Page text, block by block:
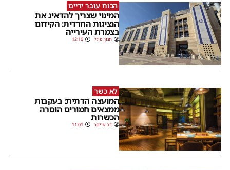
הכוח עובר ידיים
המינוי שצריך להדאיג את
הנציגות החרדית: הקידום
בצמרת העירייה
חנוך פוגל 12:10
לא כשר
המועצה הדתית: בעקבות
ממצאים חמורים הוסרה
הכשרות
דב אייזנר 11:01